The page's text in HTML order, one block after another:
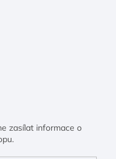
zasílat informace o